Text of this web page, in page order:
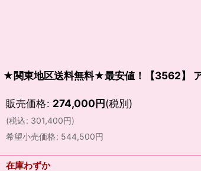
★関東地区送料無料★最安値！【3562】
販売価格: 274,000円(税別)
(税込: 301,400円)
希望小売価格: 544,500円
在庫わずか